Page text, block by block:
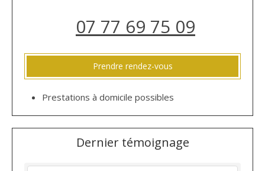
07 77 69 75 09
Prendre rendez-vous
Prestations à domicile possibles
Dernier témoignage